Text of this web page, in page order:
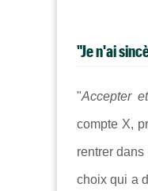
"Je n'ai
"Accepter
compte X,
rentrer
choix qui a